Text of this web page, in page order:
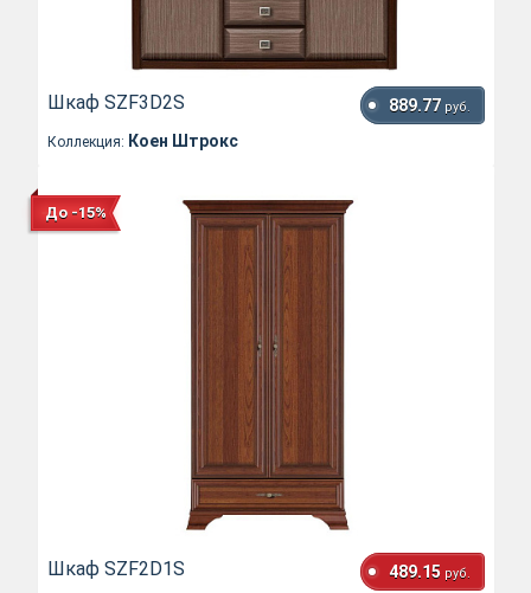
Шкаф SZF3D2S 889.77 руб.
Коллекция: Коен Штрокс
До -15%
Шкаф SZF2D1S 489.15 руб.